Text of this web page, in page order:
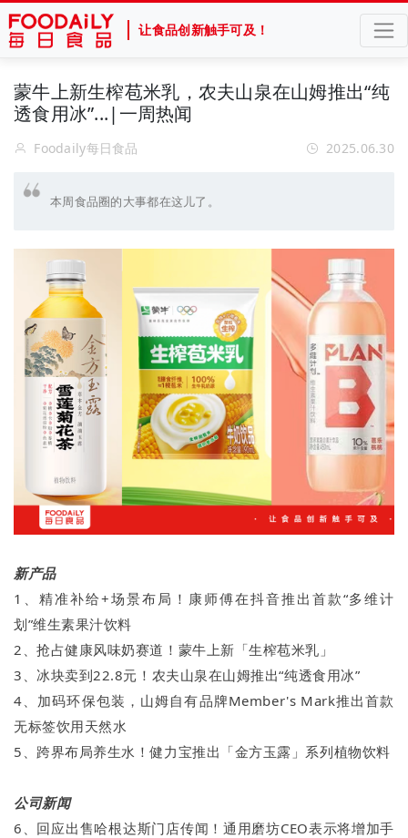
让食品创新触手可及！
蒙牛上新生榨苞米乳，农夫山泉在山姆推出“纯
透食用冰”...|一周热闻
Foodaily每日食品 2025.06.30
本周食品圈的大事都在这儿了。
新产品
1、精准补给+场景布局！康师傅在抖音推出首款“多维计
划”维生素果汁饮料
2、抢占健康风味奶赛道！蒙牛上新「生榨苞米乳」
3、冰块卖到22.8元！农夫山泉在山姆推出“纯透食用冰”
4、加码环保包装，山姆自有品牌Member's Mark推出首款
无标签饮用天然水
5、跨界布局养生水！健力宝推出「金方玉露」系列植物饮料
公司新闻
6、回应出售哈根达斯门店传闻！通用磨坊CEO表示将增加手